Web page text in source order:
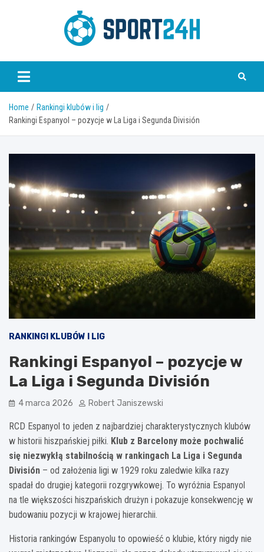
Sport 24h
Home
Rankingi klubów i lig
Rankingi Espanyol – pozycje w La Liga i Segunda División
RANKINGI KLUBÓW I LIG
Rankingi Espanyol – pozycje w
La Liga i Segunda División
4 marca 2026 Robert Janiszewski
RCD Espanyol to jeden z najbardziej charakterystycznych klubów
w historii hiszpańskiej piłki. Klub z Barcelony może pochwalić
się niezwykłą stabilnością w rankingach La Liga i Segunda
División – od założenia ligi w 1929 roku zaledwie kilka razy
spadał do drugiej kategorii rozgrywkowej. To wyróżnia Espanyol
na tle większości hiszpańskich drużyn i pokazuje konsekwencję w
budowaniu pozycji w krajowej hierarchii.
Historia rankingów Espanyolu to opowieść o klubie, który nigdy nie